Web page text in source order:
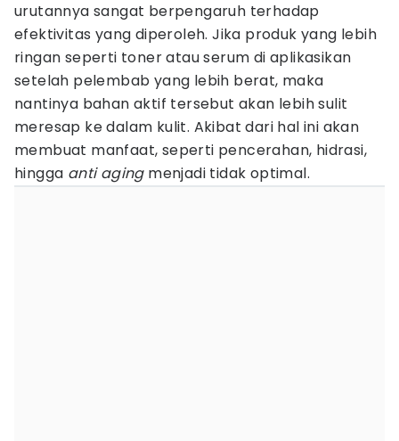
urutannya sangat berpengaruh terhadap
efektivitas yang diperoleh. Jika produk yang lebih
ringan seperti toner atau serum di aplikasikan
setelah pelembab yang lebih berat, maka
nantinya bahan aktif tersebut akan lebih sulit
meresap ke dalam kulit. Akibat dari hal ini akan
membuat manfaat, seperti pencerahan, hidrasi,
hingga anti agingmenjadi tidak optimal.